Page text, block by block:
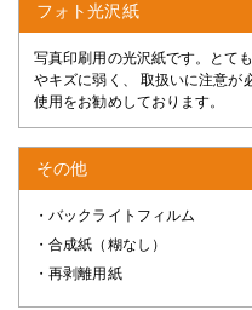
フォト光沢紙
写真印刷用の光沢紙です。とて
やキズに弱く、 取扱いに注意が
使用をお勧めしております。
その他
・バックライトフィルム
・合成紙（糊なし）
・再剥離用紙